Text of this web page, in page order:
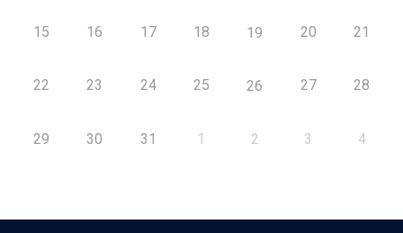
15 16 17 18 19 20 21
22 23 24 25 26 27 28
29 30 31 1 2 3 4